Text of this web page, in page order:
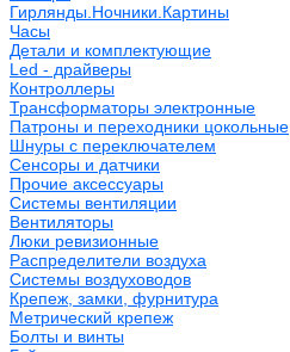
Гирлянды.Ночники.Картины
Часы
Детали и комплектующие
Led - драйверы
Контроллеры
Трансформаторы электронные
Патроны и переходники цокольные
Шнуры с переключателем
Сенсоры и датчики
Прочие аксессуары
Системы вентиляции
Вентиляторы
Люки ревизионные
Распределители воздуха
Системы воздуховодов
Крепеж, замки, фурнитура
Метрический крепеж
Болты и винты